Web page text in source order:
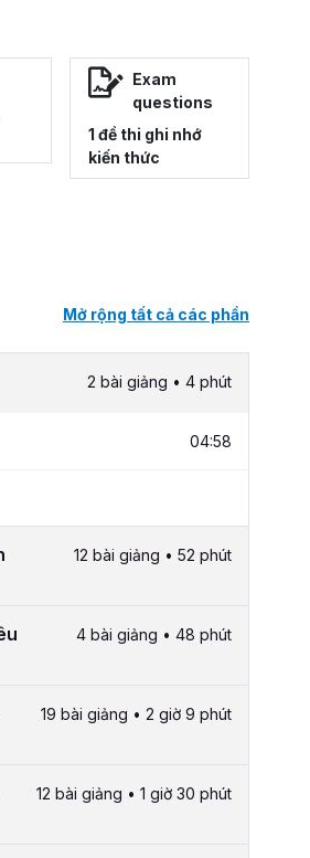
Exam
questions
1 đề thi ghi nhớ
kiến thức
Mở rộng tất cả các phần
2 bài giảng • 4 phút
04:58
12 bài giảng • 52 phút
4 bài giảng • 48 phút
19 bài giảng • 2 giờ 9 phút
12 bài giảng • 1 giờ 30 phút